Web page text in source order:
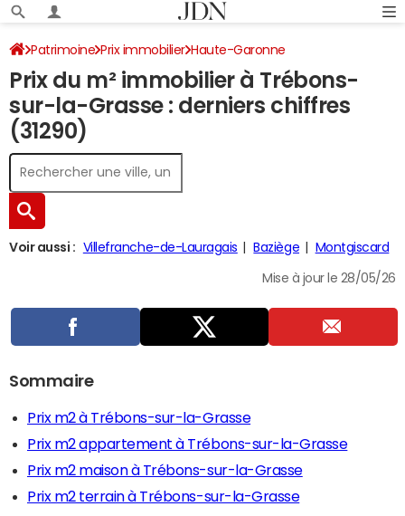
Patrimoine Prix immobilier Haute-Garonne
Trébons-sur-la-Grasse
Prix du m² immobilier à Trébons-
sur-la-Grasse : derniers chiffres
(31290)
Voir aussi : Villefranche-de-Lauragais Baziège Montgiscard
Mise à jour le 28/05/26
Sommaire
Prix m2 à Trébons-sur-la-Grasse
Prix m2 appartement à Trébons-sur-la-Grasse
Prix m2 maison à Trébons-sur-la-Grasse
Prix m2 terrain à Trébons-sur-la-Grasse